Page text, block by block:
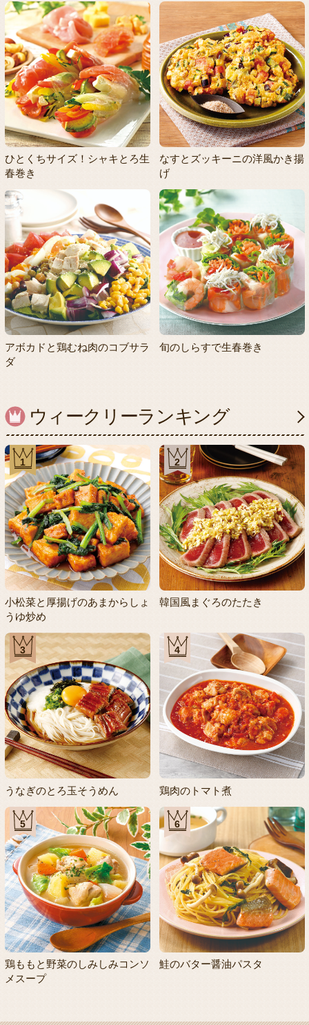
ひとくちサイズ！シャキとろ生
春巻き
なすとズッキーニの洋風かき揚
げ
アボカドと鶏むね肉のコブサラ
ダ
旬のしらすで生春巻き
ウィークリーランキング
1
小松菜と厚揚げのあまからしょ
うゆ炒め
2
韓国風まぐろのたたき
3
うなぎのとろ玉そうめん
4
鶏肉のトマト煮
5
鶏ももと野菜のしみしみコンソ
メスープ
6
鮭のバター醤油パスタ